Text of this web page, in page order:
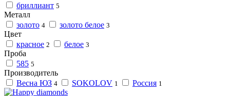
бриллиант 5
Металл
золото 4 золото белое 3
Цвет
красное 2 белое 3
Проба
585 5
Производитель
Весна ЮЗ 4 SOKOLOV 1 Россия 1